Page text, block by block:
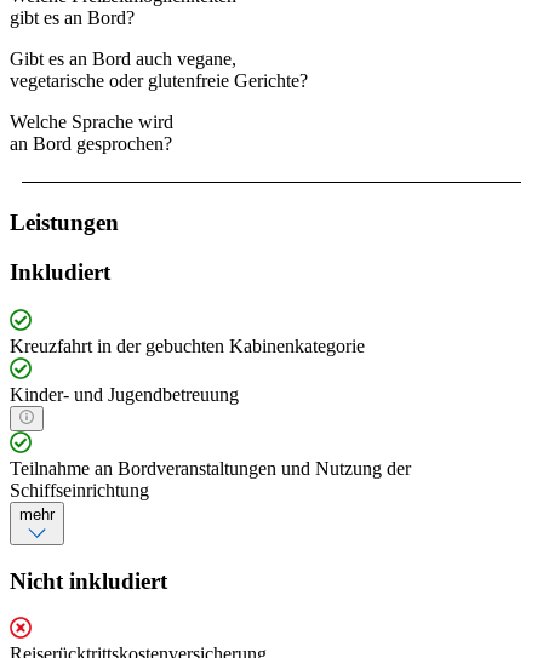
gibt es an Bord?
Gibt es an Bord auch vegane,
vegetarische oder glutenfreie Gerichte?
Welche Sprache wird
an Bord gesprochen?
Leistungen
Inkludiert
Kreuzfahrt in der gebuchten Kabinenkategorie
Kinder- und Jugendbetreuung
Teilnahme an Bordveranstaltungen und Nutzung der
Schiffseinrichtung
mehr
Nicht inkludiert